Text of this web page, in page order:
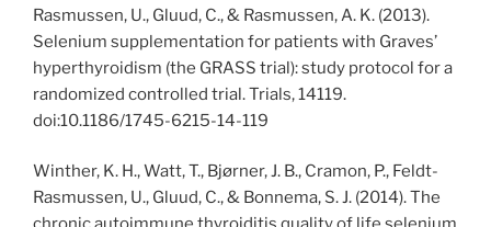
Rasmussen, U., Gluud, C., & Rasmussen, A. K. (2013).
Selenium supplementation for patients with Graves’
hyperthyroidism (the GRASS trial): study protocol for a
randomized controlled trial. Trials, 14119.
doi:10.1186/1745-6215-14-119
Winther, K. H., Watt, T., Bjørner, J. B., Cramon, P., Feldt-
Rasmussen, U., Gluud, C., & Bonnema, S. J. (2014). The